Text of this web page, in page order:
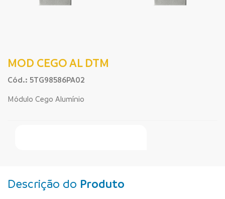
MOD CEGO AL DTM
Cód.: 5TG98586PA02
Módulo Cego Alumínio
Descrição do Produto